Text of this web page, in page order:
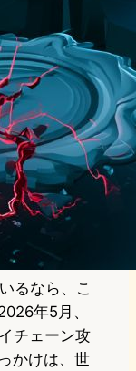
るなら、こ
年5月、
チェーン攻
かけは、世